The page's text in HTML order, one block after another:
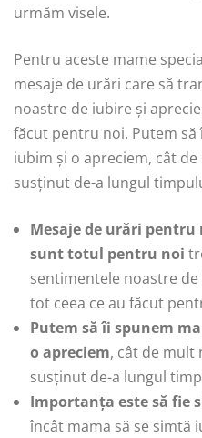
urmăm visele.
Pentru aceste mame
mesaje de urări care să
noastre de iubire și
făcut pentru noi. Putem
iubim și o apreciem, cât
susținut de-a lungul
Mesaje de urări pentru
sunt totul pentru noi
sentimentele noastre
tot ceea ce au făcut
Putem să îi spunem
o apreciem, cât de mult
susținut de-a lungul
Importanța este să fie
încât mama să se simtă